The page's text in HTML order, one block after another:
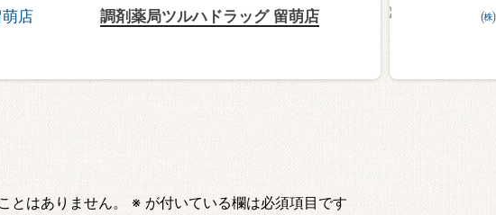
調剤薬局ツルハドラッグ 留萌店
とはありません。 ※ が付いている欄は必須項目です